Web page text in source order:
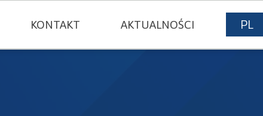
PL
AKTUALNOŚCI
KONTAKT